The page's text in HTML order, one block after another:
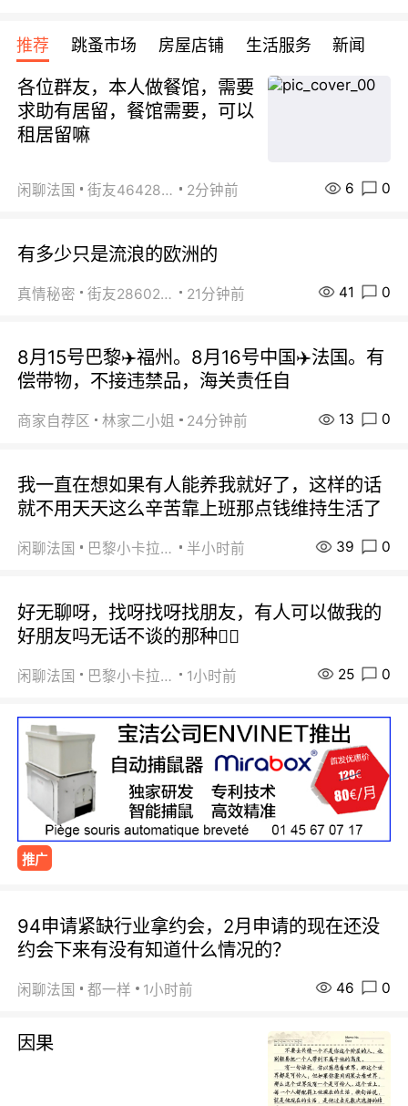
宾馆 108欧/天起
全程756欧/位
欧/天起 ~包拼房
每周铁发！
推荐 跳蚤市场 房屋店铺 生活服务 新闻
各位群友，本人做餐馆，需要
求助有居留，餐馆需要，可以
租居留嘛
闲聊法国 街友46428878 2分钟前 6 0
有多少只是流浪的欧洲的
真情秘密 街友28602925 21分钟前 41 0
8月15号巴黎✈️福州。8月16号中国✈️法国。有
偿带物，不接违禁品，海关责任自
商家自荐区 林家二小姐 24分钟前 13 0
我一直在想如果有人能养我就好了，这样的话
就不用天天这么辛苦靠上班那点钱维持生活了
闲聊法国 巴黎小卡拉咪 半小时前 39 0
好无聊呀，找呀找呀找朋友，有人可以做我的
好朋友吗无话不谈的那种😮‍💨
闲聊法国 巴黎小卡拉咪 1小时前 25 0
推广
94申请紧缺行业拿约会，2月申请的现在还没
约会下来有没有知道什么情况的？
闲聊法国 都一样 1小时前 46 0
因果